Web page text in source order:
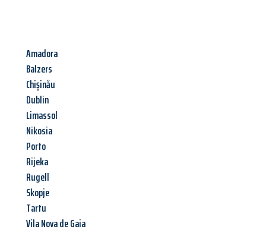
Amadora
Balzers
Chișinău
Dublin
Limassol
Nikosia
Porto
Rijeka
Rugell
Skopje
Tartu
Vila Nova de Gaia